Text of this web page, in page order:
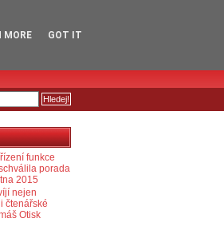
funkce
porada
2015
nejen
čtenářské
Otisk
MORE GOT IT